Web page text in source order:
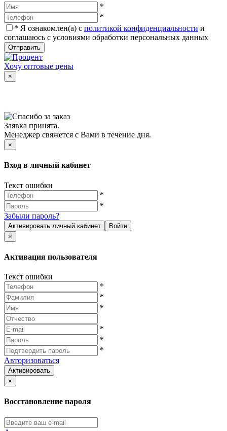
*
*
* Я ознакомлен(а) с политикой конфиденциальности и
соглашаюсь с условиями обработки персональных данных
Отправить
Хочу оптовые цены
×
Заявка принята.
Менеджер свяжется с Вами в течение дня.
×
Вход в личный кабинет
Текст ошибки
*
*
Забыли пароль?
Активировать личный кабинет
Войти
×
Активация пользователя
Текст ошибки
*
*
*
*
*
*
Авторизоваться
Активировать
×
Восстановление пароля